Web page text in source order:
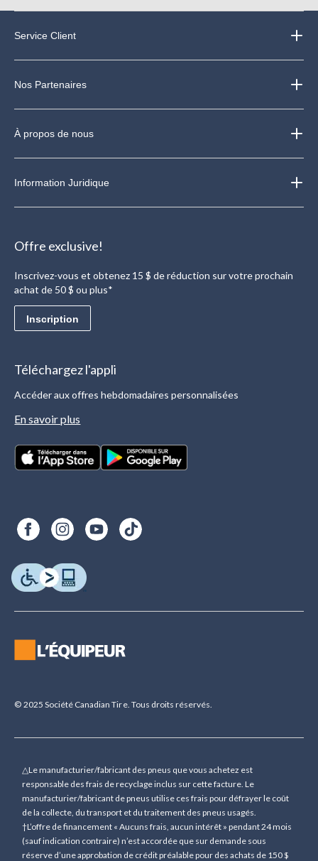
Service Client
Nos Partenaires
À propos de nous
Information Juridique
Offre exclusive!
Inscrivez-vous et obtenez 15 $ de réduction sur votre prochain
achat de 50 $ ou plus*
Inscription
Téléchargez l'appli
Accéder aux offres hebdomadaires personnalisées
En savoir plus
© 2025 Société Canadian Tire. Tous droits réservés.
△Le manufacturier/fabricant des pneus que vous achetez est
responsable des frais de recyclage inclus sur cette facture. Le
manufacturier/fabricant de pneus utilise ces frais pour défrayer le coût
de la collecte, du transport et du traitement des pneus usagés.
†L’offre de financement « Aucuns frais, aucun intérêt » pendant 24 mois
(sauf indication contraire) n’est accordée que sur demande sous
réserve d’une approbation de crédit préalable pour des achats de 150 $